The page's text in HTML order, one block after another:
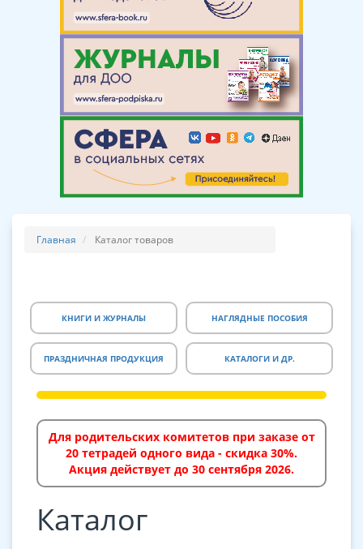
Главная Каталог товаров
КНИГИ И ЖУРНАЛЫ НАГЛЯДНЫЕ ПОСОБИЯ
ПРАЗДНИЧНАЯ ПРОДУКЦИЯ КАТАЛОГИ И ДР.
Для родительских комитетов при заказе от
20 тетрадей одного вида - скидка 30%.
Акция действует до 30 сентября 2026.
Каталог